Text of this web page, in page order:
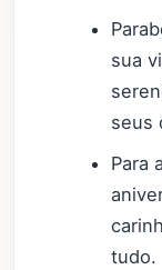
sua
seus
Para
tudo.